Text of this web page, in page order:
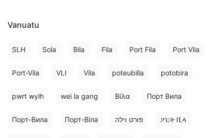
Vanuatu
SLH Sola Bila Fila Port Fila Port Vila
Port-Vila VLI Vila poteubilla potobira
pwrt wylh wei la gang Βίλα Порт Вила
Порт-Вила Порт-Віла פורט וילה ፖርት ቪላ